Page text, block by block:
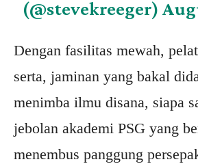
(@stevekreeger)
Dengan fasilitas mewah,
serta, jaminan yang bakal
menimba ilmu disana, siapa
jebolan akademi PSG yang
menembus panggung